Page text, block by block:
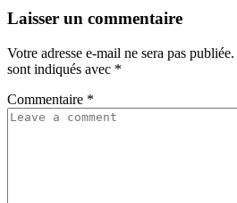
Laisser un commentaire
Votre adresse e-mail ne sera pas publiée.
sont indiqués avec *
Commentaire *